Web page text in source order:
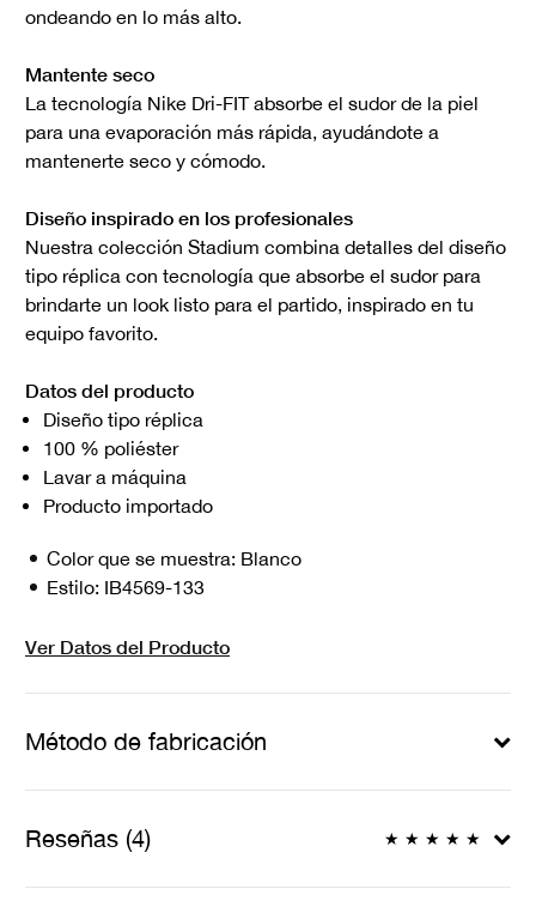
ondeando en lo más alto.
Mantente seco
La tecnología Nike Dri-FIT absorbe el sudor de la piel
para una evaporación más rápida, ayudándote a
mantenerte seco y cómodo.
Diseño inspirado en los profesionales
Nuestra colección Stadium combina detalles del diseño
tipo réplica con tecnología que absorbe el sudor para
brindarte un look listo para el partido, inspirado en tu
equipo favorito.
Datos del producto
Diseño tipo réplica
100 % poliéster
Lavar a máquina
Producto importado
Color que se muestra: Blanco
Estilo: IB4569-133
Ver Datos del Producto
Método de fabricación
Reseñas (4) ★ ★ ★ ★ ★